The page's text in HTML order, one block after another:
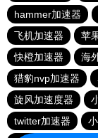
hammer加速器
飞机加速器
苹
快橙加速器
海
猎豹nvp加速器
旋风加速度器
twitter加速器